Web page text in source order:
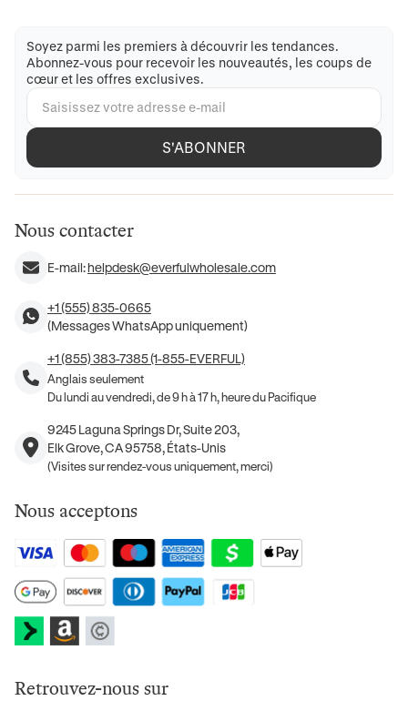
Soyez parmi les premiers à découvrir les tendances.
Abonnez-vous pour recevoir les nouveautés, les coups de
cœur et les offres exclusives.
S'ABONNER
Nous contacter
E-mail:helpdesk@everfulwholesale.com
+1 (555) 835-0665
(Messages WhatsApp uniquement)
+1 (855) 383-7385 (1-855-EVERFUL)
Anglais seulement
Du lundi au vendredi, de 9 h à 17 h, heure du Pacifique
9245 Laguna Springs Dr, Suite 203,
Elk Grove, CA 95758, États-Unis
(Visites sur rendez-vous uniquement, merci)
Nous acceptons
Retrouvez-nous sur